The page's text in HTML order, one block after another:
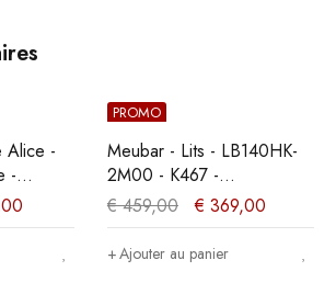
Alice -
-
PROMO
Meubar - Lits - LB140HK-
2M00 - K467 -
Mélèze/Chêne cristal
marron clair -
140x104x200cm
€459,00 € 369,00
Ajouter au panier